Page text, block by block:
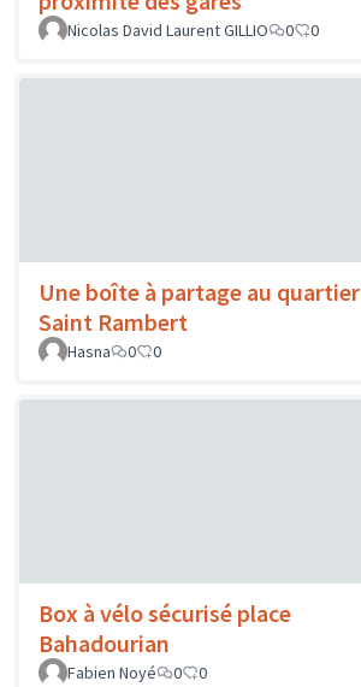
Nicolas David Laurent GILLIO
0 0
Une boîte à partage au quartier
Saint Rambert
Hasna
0 0
Box à vélo sécurisé place
Bahadourian
Fabien Noyé
0 0